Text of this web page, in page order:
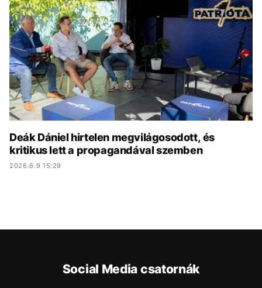
KÖZÉLET
ÉLETMÓD DESIGN
BESZÉLGETÉSEK ARCOK
VIDEÓ TÖRTÉNETEK
GASZTRO
Deák Dániel hirtelen megvilágosodott, és
kritikus lett a propagandával szemben
2026.6.9 15:29
Social Media csatornák